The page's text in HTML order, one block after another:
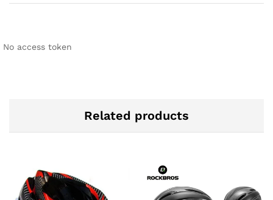
No access token
Related products